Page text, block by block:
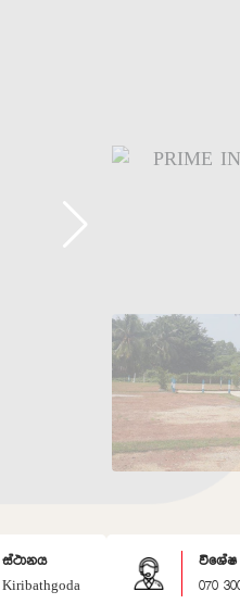
ස්ථානය
Kiribathgoda
විශේෂ
070